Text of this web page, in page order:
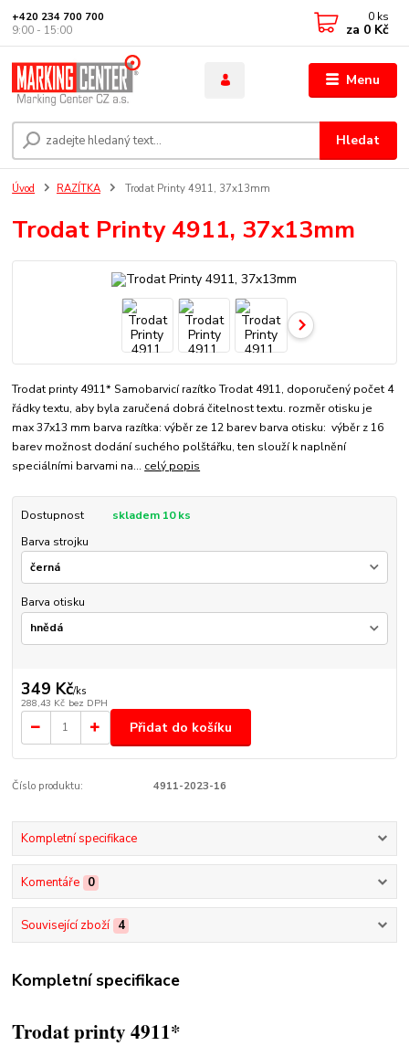
Menu
Hledat
+420 234 700 700
9:00 - 15:00
0 ks
za 0 Kč
Úvod RAZÍTKA Trodat Printy 4911, 37x13mm
Trodat Printy 4911, 37x13mm
Trodat printy 4911* Samobarvicí razítko Trodat 4911, doporučený počet 4
řádky textu, aby byla zaručená dobrá čitelnost textu. rozměr otisku je
max 37x13 mm barva razítka: výběr ze 12 barev barva otisku: výběr z 16
barev možnost dodání suchého polštářku, ten slouží k naplnění
speciálními barvami na... celý popis
Dostupnost
skladem 10 ks
Barva strojku
Barva otisku
349 Kč/ks
288,43 Kč bez DPH
Přidat do košíku
Číslo produktu: 4911-2023-16
Kompletní specifikace
Komentáře 0
Související zboží 4
Kompletní specifikace
Trodat printy 4911*